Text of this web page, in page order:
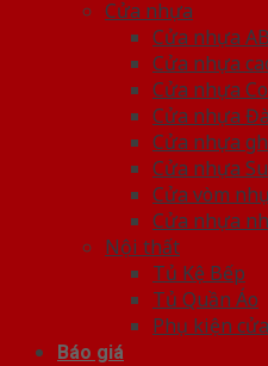
Cửa nhựa
Cửa nhựa
Cửa nhựa
Cửa nhựa
Cửa nhựa
Cửa nhựa
Cửa nhựa
Cửa vòm
Cửa nhựa
Nội thất
Tủ Kệ Bếp
Tủ Quần Áo
Phụ kiện
Báo giá